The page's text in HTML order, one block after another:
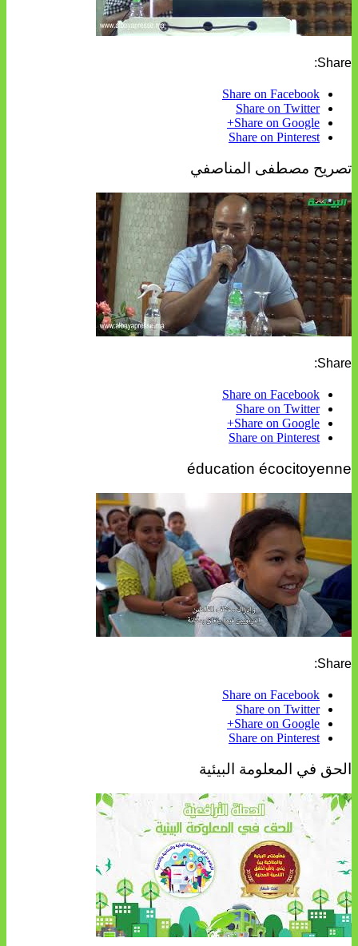
Share:
Share on Facebook
Share on Twitter
Share on Google+
Share on Pinterest
تصريح مصطفى المناصفي
Share:
Share on Facebook
Share on Twitter
Share on Google+
Share on Pinterest
éducation écocitoyenne
Share:
Share on Facebook
Share on Twitter
Share on Google+
Share on Pinterest
الحق في المعلومة البيئية